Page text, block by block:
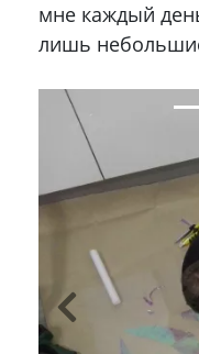
мне каждый
лишь